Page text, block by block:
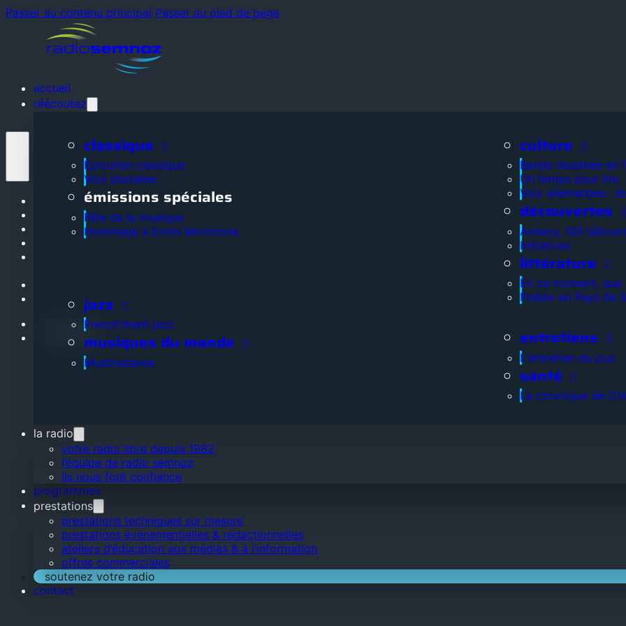
Passer au contenu principal Passer au pied de page
accueil
réécoutez
classique
Épicurien classique
Voix plurielles
émissions spéciales
Fête de la musique
Hommage à Ennio Morricone
jazz
French'ment jazz
musiques du monde
Musitradanse
culture
Bande dessinée en
Un temps pour lire
Voix allemandes :
découvertes
Annecy, 100
Initiatives
littérature
En ce moment, que
Poésie en Pays de
entretiens
L'entretien du jour
santé
La chronique de
la radio
votre radio libre depuis 1982
l’équipe de radio semnoz
ils nous font confiance
programmes
prestations
prestations techniques sur mesure
prestations évènementielles & rédactionnelles
ateliers d’éducation aux médias & à l’information
offres commerciales
soutenez votre radio
contact
Accueil
Réécoutez
La radio
Grille des programmes
Contactez-nous
Facebook
Instagram